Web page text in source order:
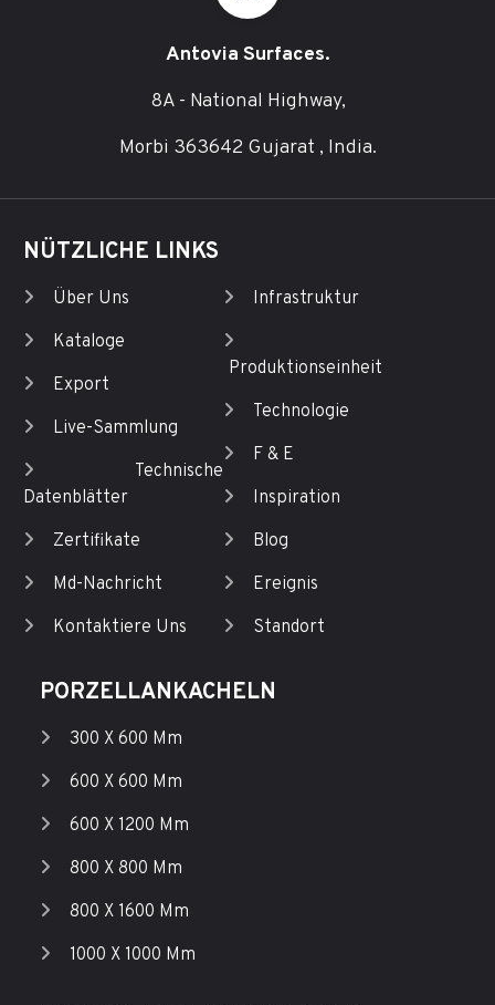
Antovia Surfaces.
8A - National Highway,
Morbi 363642 Gujarat , India.
NÜTZLICHE LINKS
Über Uns
Kataloge
Export
Live-Sammlung
Technische
Datenblätter
Zertifikate
Md-Nachricht
Kontaktiere Uns
Infrastruktur
Produktionseinheit
Technologie
F & E
Inspiration
Blog
Ereignis
Standort
PORZELLANKACHELN
300 X 600 Mm
600 X 600 Mm
600 X 1200 Mm
800 X 800 Mm
800 X 1600 Mm
1000 X 1000 Mm